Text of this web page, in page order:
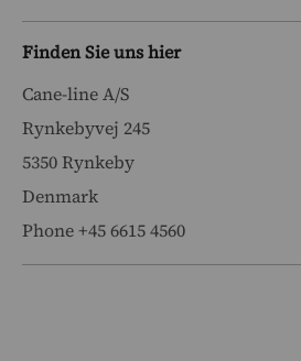
Finden Sie uns hier
Cane-line A/S
Rynkebyvej 245
5350 Rynkeby
Denmark
Phone +45 6615 4560